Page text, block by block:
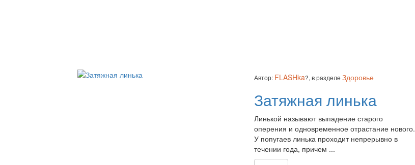
Автор: FLASHka?, в разделе Здоровье
Затяжная линька
Линькой называют выпадение старого
оперения и одновременное отрастание нового.
У попугаев линька проходит непрерывно в
течении года, причем ...